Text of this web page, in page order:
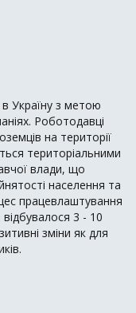
в Україну з метою
Роботодавці
на території
територіальними
влади, що
населення та
працевлаштування
3 - 10
зміни як для